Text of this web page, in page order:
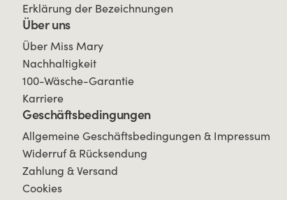
Erklärung der Bezeichnungen
Über uns
Über Miss Mary
Nachhaltigkeit
100-Wäsche-Garantie
Karriere
Geschäftsbedingungen
Allgemeine Geschäftsbedingungen & Impressum
Widerruf & Rücksendung
Zahlung & Versand
Cookies